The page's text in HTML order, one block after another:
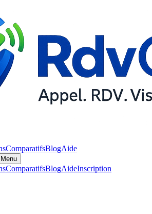
ComparatifsBlogAide
Menu
ComparatifsBlogAideInscription